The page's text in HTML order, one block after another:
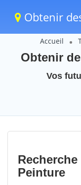
Obtenir
Accueil
Obtenir
Vos
Peinture